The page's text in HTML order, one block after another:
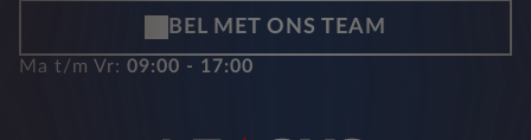
BEL MET ONS TEAM
Ma t/m Vr: 09:00 - 17:00